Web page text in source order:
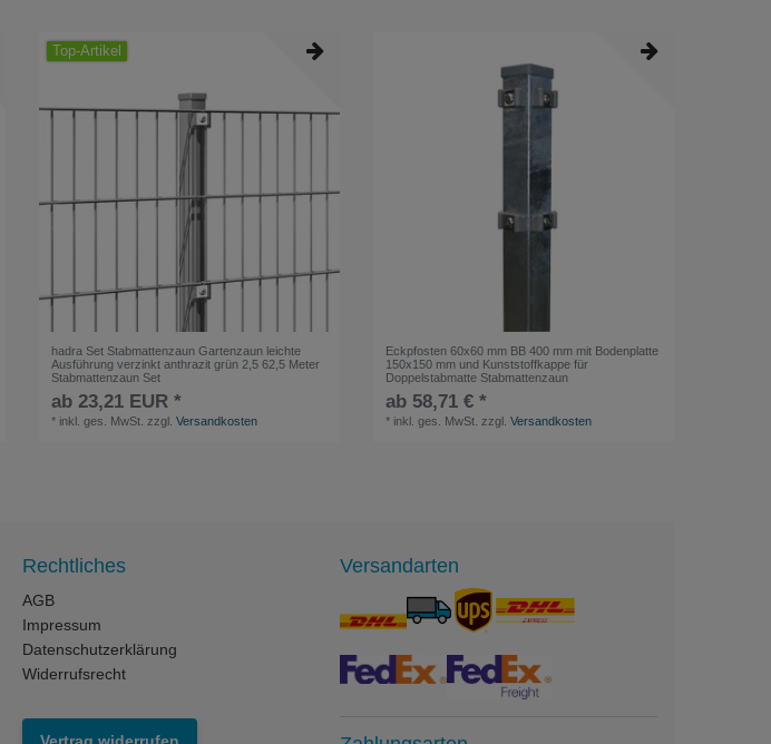
Top-Artikel
hadra Set Stabmattenzaun Gartenzaun leichte
Ausführung verzinkt anthrazit grün 2,5 62,5 Meter
Stabmattenzaun Set
ab 23,21 EUR *
* inkl. ges. MwSt. zzgl.Versandkosten
Eckpfosten 60x60 mm BB 400 mm mit Bodenplatte
150x150 mm und Kunststoffkappe für
Doppelstabmatte Stabmattenzaun
ab 58,71 € *
* inkl. ges. MwSt. zzgl.Versandkosten
Rechtliches
AGB
Impressum
Datenschutzerklärung
Widerrufsrecht
Versandarten